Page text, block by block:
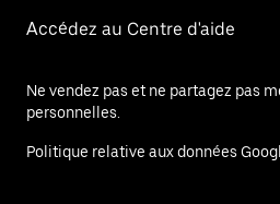
Accédez au Centre d'aide
Ne vendez pas et ne partagez pas
personnelles.
Politique relative aux données